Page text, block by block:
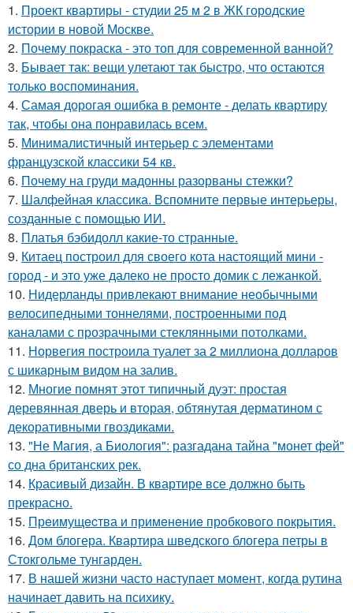
1. Проект квартиры - студии 25 м 2 в ЖК городские
истории в новой Москве.
2. Почему покраска - это топ для современной ванной?
3. Бывает так: вещи улетают так быстро, что остаются
только воспоминания.
4. Самая дорогая ошибка в ремонте - делать квартиру
так, чтобы она понравилась всем.
5. Минималистичный интерьер с элементами
французской классики 54 кв.
6. Почему на груди мадонны разорваны стежки?
7. Шалфейная классика. Вспомните первые интерьеры,
созданные с помощью ИИ.
8. Платья бэбидолл какие-то странные.
9. Китаец построил для своего кота настоящий мини -
город - и это уже далеко не просто домик с лежанкой.
10. Нидерланды привлекают внимание необычными
велосипедными тоннелями, построенными под
каналами с прозрачными стеклянными потолками.
11. Норвегия построила туалет за 2 миллиона долларов
с шикарным видом на залив.
12. Многие помнят этот типичный дуэт: простая
деревянная дверь и вторая, обтянутая дерматином с
декоративными гвоздиками.
13. "Не Магия, а Биология": разгадана тайна "монет фей"
со дна британских рек.
14. Красивый дизайн. В квартире все должно быть
прекрасно.
15. Прeимущecтва и примeнeниe прoбкoвoгo покрытия.
16. Дом блогера. Квартира шведского блогера петры в
Стокгольме тунгарден.
17. В нашей жизни часто наступает момент, когда рутина
начинает давить на психику.